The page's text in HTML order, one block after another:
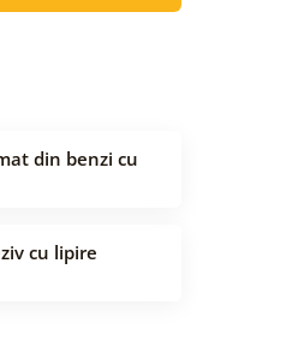
din benzi cu
cu lipire